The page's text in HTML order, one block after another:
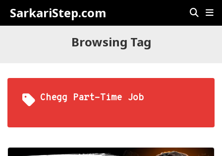
SarkariStep.com
Browsing Tag
Chegg Part-Time Job